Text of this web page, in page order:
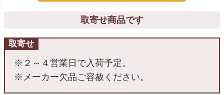
取寄せ商品です
取寄せ
※２～４営業日で入荷予定。
※メーカー欠品ご容赦ください。